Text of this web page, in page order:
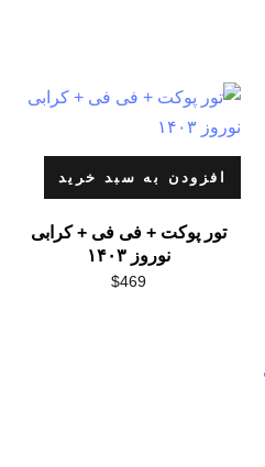
افزودن به سبد خرید
تور پوکت + فی فی + کرابی
نوروز ۱۴۰۳
$469